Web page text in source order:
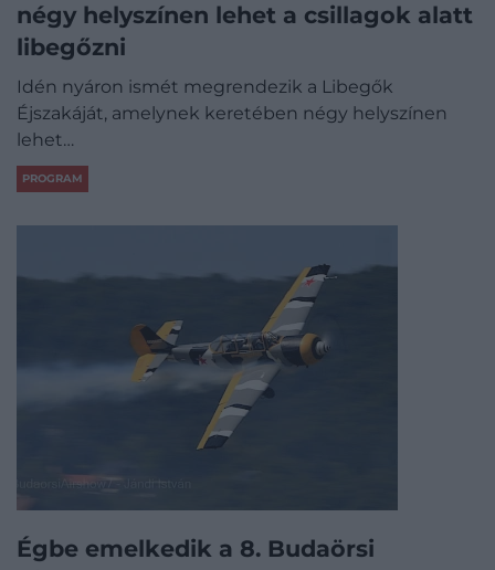
négy helyszínen lehet a csillagok alatt
libegőzni
Idén nyáron ismét megrendezik a Libegők
Éjszakáját, amelynek keretében négy helyszínen
lehet…
PROGRAM
Égbe emelkedik a 8. Budaörsi